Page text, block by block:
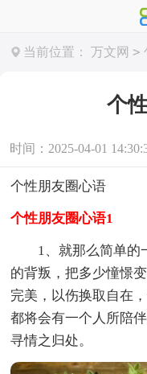
当前位置： 万文网 >
个
时间：2025-04-01
个性朋友圈心语
个性朋友圈心语1
1、就那么简单的
的背叛，把多少憧憬
完美，以伤换取自在
都将会有一个人所陪
寻情之归处。